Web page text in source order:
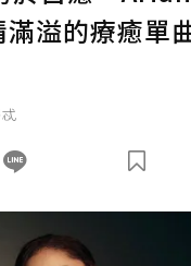
溢的療癒單